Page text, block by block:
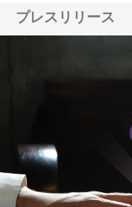
プレスリリース